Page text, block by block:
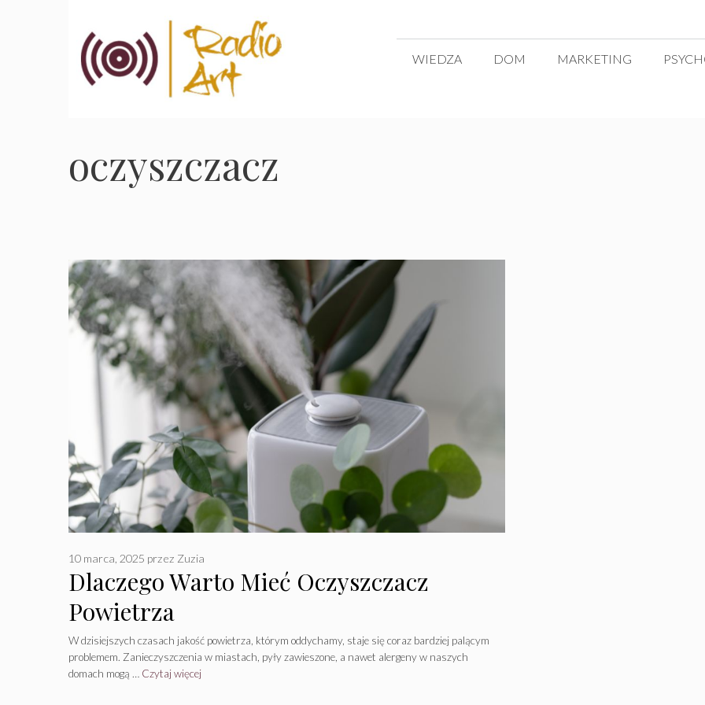
WIEDZA DOM MARKETING
oczyszczacz
Dlaczego Warto Mieć Oczyszczacz
Powietrza
10 marca, 2025 przez Zuzia
W dzisiejszych czasach jakość powietrza, którym oddychamy, staje się coraz bardziej palącym
problemem. Zanieczyszczenia w miastach, pyły zawieszone, a nawet alergeny w naszych
domach mogą … Czytaj więcej